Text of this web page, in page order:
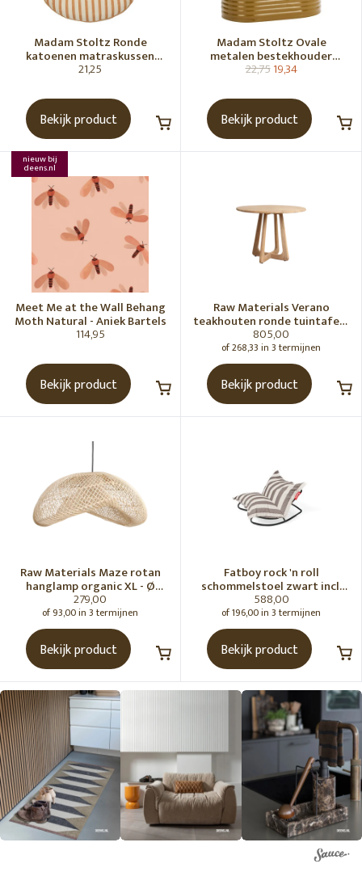
Madam Stoltz Ronde
katoenen matraskussen
Gebroken wit, donkere
21,25
Bekijk product
Madam Stoltz Ovale
metalen bestekhouder
Tapenade
22,7519,34
Bekijk product
nieuw bij
deens.nl
Meet Me at the Wall Behang
Moth Natural - Aniek Bartels
114,95
Bekijk product
Raw Materials Verano
teakhouten ronde tuintafel -
Ø100 cm
805,00
of 268,33 in 3 termijnen
Bekijk product
Raw Materials Maze rotan
hanglamp organic XL - Ø
75x31 cm
279,00
of 93,00 in 3 termijnen
Bekijk product
Fatboy rock 'n roll
schommelstoel zwart incl.
original Outdoor zitzak
Stripe Cacao
588,00
of 196,00 in 3 termijnen
Bekijk product